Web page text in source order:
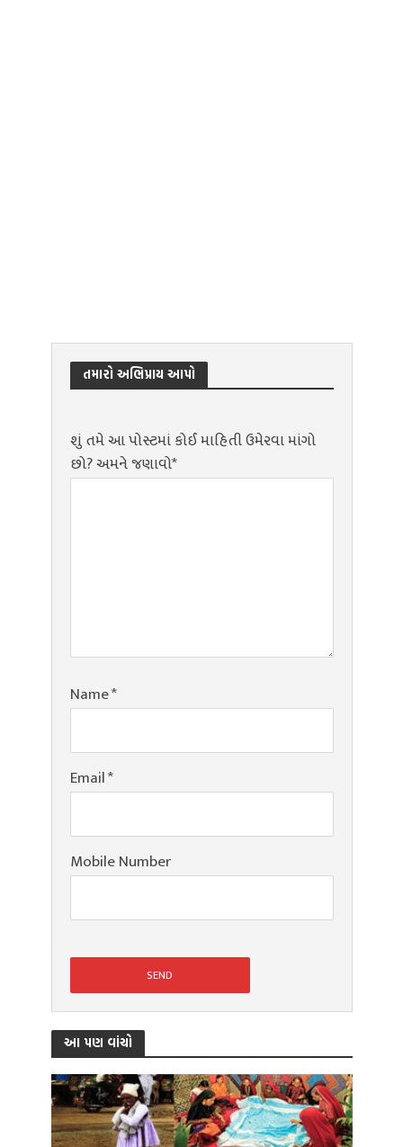
તમારો અભિપ્રાય આપો
શું તમે આ પોસ્ટમાં કોઈ માહિતી ઉમેરવા માંગો
છો? અમને જણાવો*
Name*
Email*
Mobile Number
આ પણ વાંચો